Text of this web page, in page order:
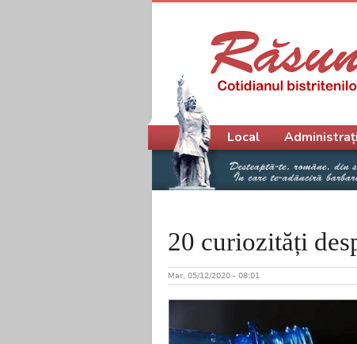
20 curiozități
Mar, 05/12/2020 - 08:01
Meniu principal
Local